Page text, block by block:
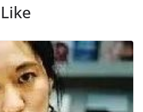
County, secretly verify
70-410 Real Questions
the motto,
Answers or wishes to
and whoever does not have
aware of, like Zeng